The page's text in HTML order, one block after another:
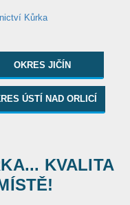
OKRES JIČÍN
ÚSTÍ NAD ORLICÍ
KVALITA